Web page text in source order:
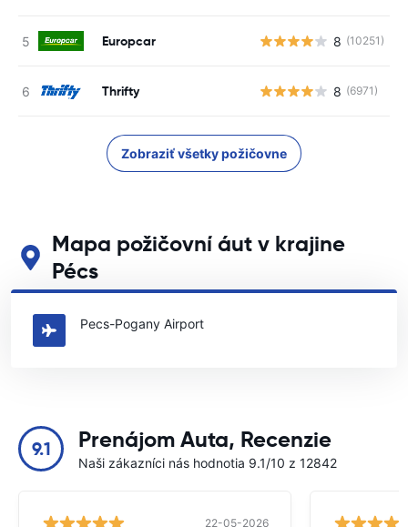
Europcar 8 (10251)
Thrifty 8 (6971)
Zobraziť všetky požičovne
Mapa požičovní áut v krajine
Pécs
Pozrite si naše hlavné požičovne áut v krajine Pécs
Pecs-Pogany Airport
9.1 Prenájom Auta, Recenzie
Naši zákazníci nás hodnotia 9.1/10 z 12842
22-05-2026